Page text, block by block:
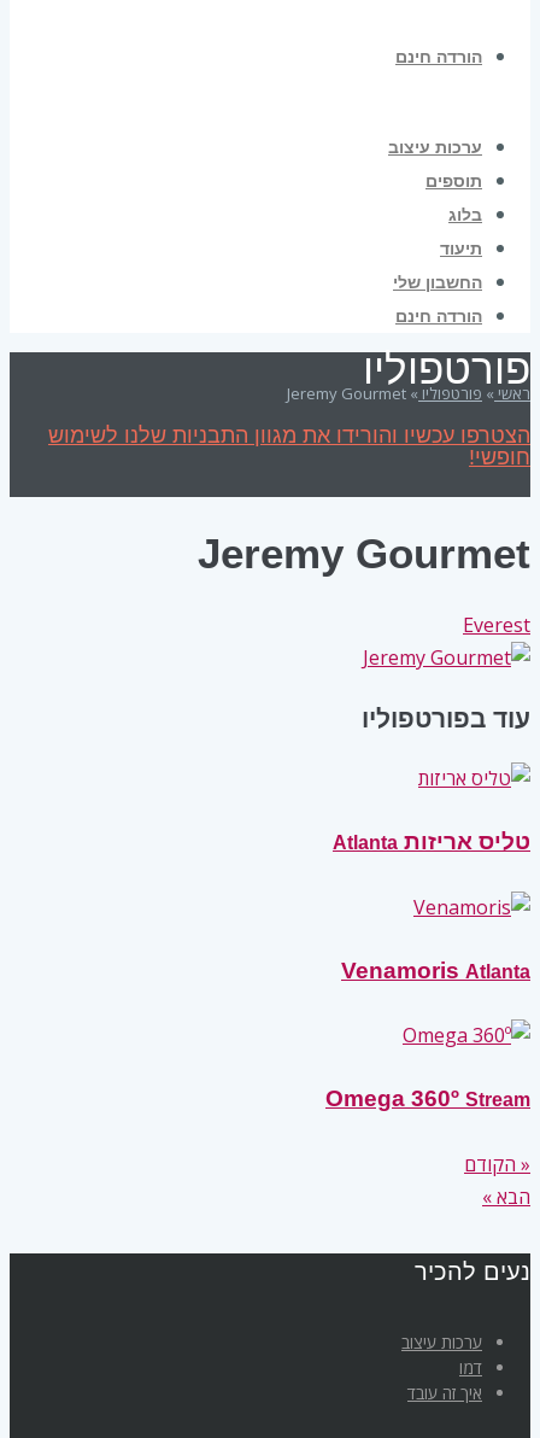
הורדה חינם
ערכות עיצוב
תוספים
בלוג
תיעוד
החשבון שלי
הורדה חינם
פורטפוליו
ראשי » פורטפוליו »
Jeremy Gourmet
הצטרפו עכשיו והורידו את מגוון התבניות שלנו לשימוש
חופשי!
Jeremy Gourmet
Everest
עוד בפורטפוליו
טליס אריזות Atlanta
Venamoris Atlanta
Omega 360º Stream
« הקודם
הבא »
נעים להכיר
ערכות עיצוב
דמו
איך זה עובד